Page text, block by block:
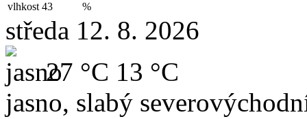
vlhkost 43 %
středa 12. 8. 2026
27 °C 13 °C
jasno, slabý